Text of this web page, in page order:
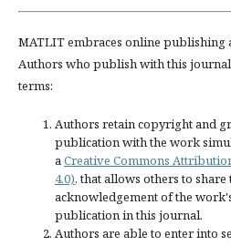
MATLIT embraces online publishing
Authors who publish with this
terms:
Authors retain copyright and
publication with the work
aCreative Commons
4.0), that allows others to
acknowledgement of the
publication in this journal.
Authors are able to enter into